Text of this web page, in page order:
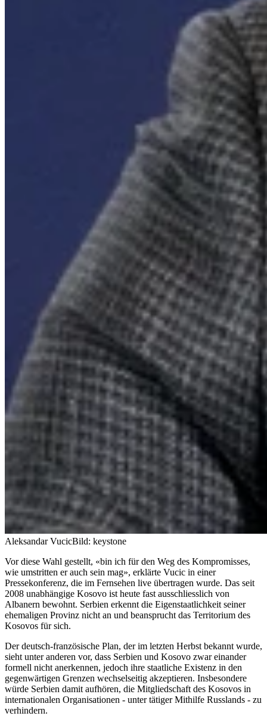
Aleksandar VucicBild: keystone
Vor diese Wahl gestellt, «bin ich für den Weg des Kompromisses,
wie umstritten er auch sein mag», erklärte Vucic in einer
Pressekonferenz, die im Fernsehen live übertragen wurde. Das seit
2008 unabhängige Kosovo ist heute fast ausschliesslich von
Albanern bewohnt. Serbien erkennt die Eigenstaatlichkeit seiner
ehemaligen Provinz nicht an und beansprucht das Territorium des
Kosovos für sich.
Der deutsch-französische Plan, der im letzten Herbst bekannt wurde,
sieht unter anderen vor, dass Serbien und Kosovo zwar einander
formell nicht anerkennen, jedoch ihre staatliche Existenz in den
gegenwärtigen Grenzen wechselseitig akzeptieren. Insbesondere
würde Serbien damit aufhören, die Mitgliedschaft des Kosovos in
internationalen Organisationen - unter tätiger Mithilfe Russlands - zu
verhindern.